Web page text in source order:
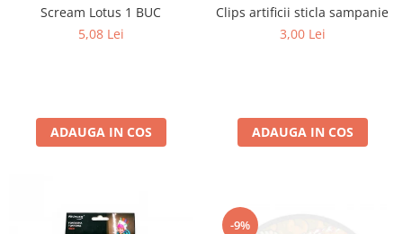
Scream Lotus 1 BUC
5,08 Lei
ADAUGA IN COS
Clips artificii sticla sampanie
3,00 Lei
ADAUGA IN COS
-9%